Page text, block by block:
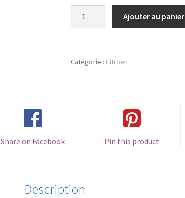
Ajouter au panier
Catégorie : Citroen
Share on Facebook Pin this product
Description